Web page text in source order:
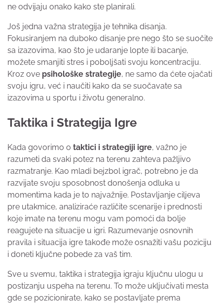
ne odvijaju onako kako ste planirali.
Još jedna važna strategija je tehnika disanja.
Fokusiranjem na duboko disanje pre nego što se suočite
sa izazovima, kao što je udaranje lopte ili bacanje,
možete smanjiti stres i poboljšati svoju koncentraciju.
Kroz ove psihološke strategije, ne samo da ćete ojačati
svoju igru, već i naučiti kako da se suočavate sa
izazovima u sportu i životu generalno.
Taktika i Strategija Igre
Kada govorimo o taktici i strategiji igre, važno je
razumeti da svaki potez na terenu zahteva pažljivo
razmatranje. Kao mladi bejzbol igrač, potrebno je da
razvijate svoju sposobnost donošenja odluka u
momentima kada je to najvažnije. Postavljanje ciljeva
pre utakmice, analiziraće različite scenarije i prednosti
koje imate na terenu mogu vam pomoći da bolje
reagujete na situacije u igri. Razumevanje osnovnih
pravila i situacija igre takođe može osnažiti vašu poziciju
i doneti ključne pobede za vaš tim.
Sve u svemu, taktika i strategija igraju ključnu ulogu u
postizanju uspeha na terenu. To može uključivati mesta
gde se pozicionirate, kako se postavljate prema